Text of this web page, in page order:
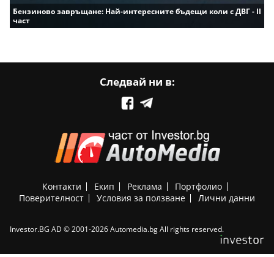
Бензиново завръщане: Най-интересните бъдещи коли с ДВГ - II
част
Следвай ни в:
Контакти Екип Реклама
Портфолио
Поверителност
Условия за ползване Лични данни
Investor.BG AD © 2001-2026 Automedia.bg All rights reserved.